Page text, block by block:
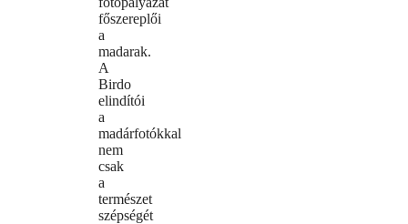
főszereplői
a
madarak.
A
Birdo
elindítói
a
madárfotókkal
nem
csak
a
természet
szépségét